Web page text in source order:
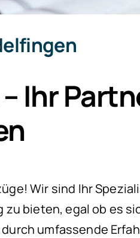
Ihr
Wir sind Ihr
bieten, egal ob es
umfassende